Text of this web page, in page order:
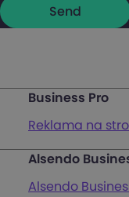
Business Pro
Reklama na
Mapa
Alsendo
Alsendo